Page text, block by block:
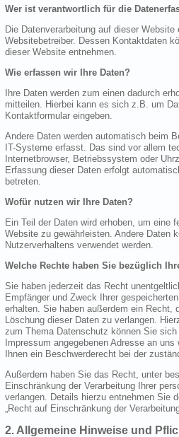
Wer ist verantwortlich für die
Die Datenverarbeitung auf dieser Website
Websitebetreiber. Dessen Kontaktdaten
dieser Website entnehmen.
Wie erfassen wir Ihre Daten?
Ihre Daten werden zum einen dadurch
mitteilen. Hierbei kann es sich z.B. um
Kontaktformular eingeben.
Andere Daten werden automatisch beim
IT-Systeme erfasst. Das sind vor allem
Internetbrowser, Betriebssystem oder
Erfassung dieser Daten erfolgt
betreten.
Wofür nutzen wir Ihre Daten?
Ein Teil der Daten wird erhoben, um eine
Website zu gewährleisten. Andere Daten
Nutzerverhaltens verwendet werden.
Welche Rechte haben Sie bezüglich
Sie haben jederzeit das Recht
Empfänger und Zweck Ihrer
erhalten. Sie haben außerdem ein Recht,
Löschung dieser Daten zu verlangen.
zum Thema Datenschutz können Sie
Impressum angegebenen Adresse an
Ihnen ein Beschwerderecht bei der
Außerdem haben Sie das Recht, unter
Einschränkung der Verarbeitung Ihrer
verlangen. Details hierzu entnehmen Sie
„Recht auf Einschränkung der
2. Allgemeine Hinweise und